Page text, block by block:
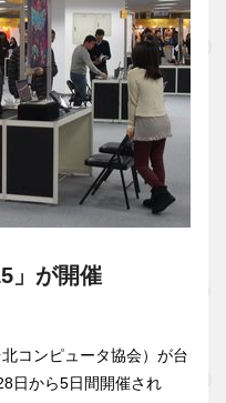
」が開催
コンピュータ協会）が台
日から5日間開催され